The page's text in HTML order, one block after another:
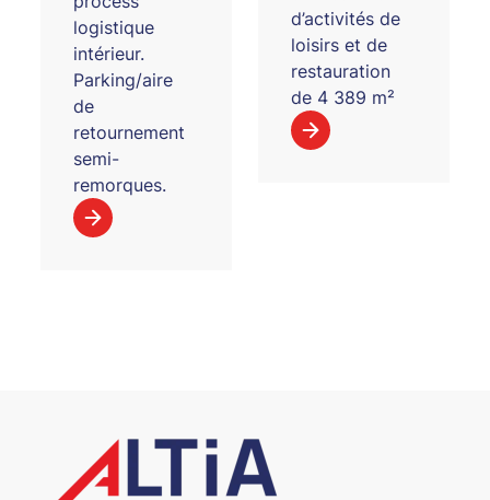
logistique
intérieur.
Parking/aire
de
retournement
semi-
remorques.
d’activités de
loisirs et de
restauration
de 4 389 m²